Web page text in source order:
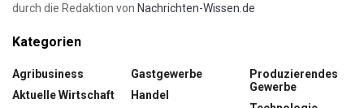
durch die Redaktion von Nachrichten-Wissen.de
Kategorien
Agribusiness
Aktuelle Wirtschaft
Gastgewerbe
Handel
Produzierendes
Gewerbe